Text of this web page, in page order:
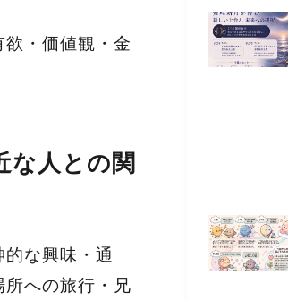
・価値観・金
な人との関
な興味・通
への旅行・兄